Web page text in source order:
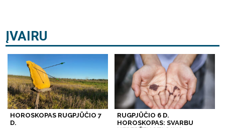
ĮVAIRU
HOROSKOPAS RUGPJŪČIO 7
D.
RUGPJŪČIO 6 D.
HOROSKOPAS: SVARBU